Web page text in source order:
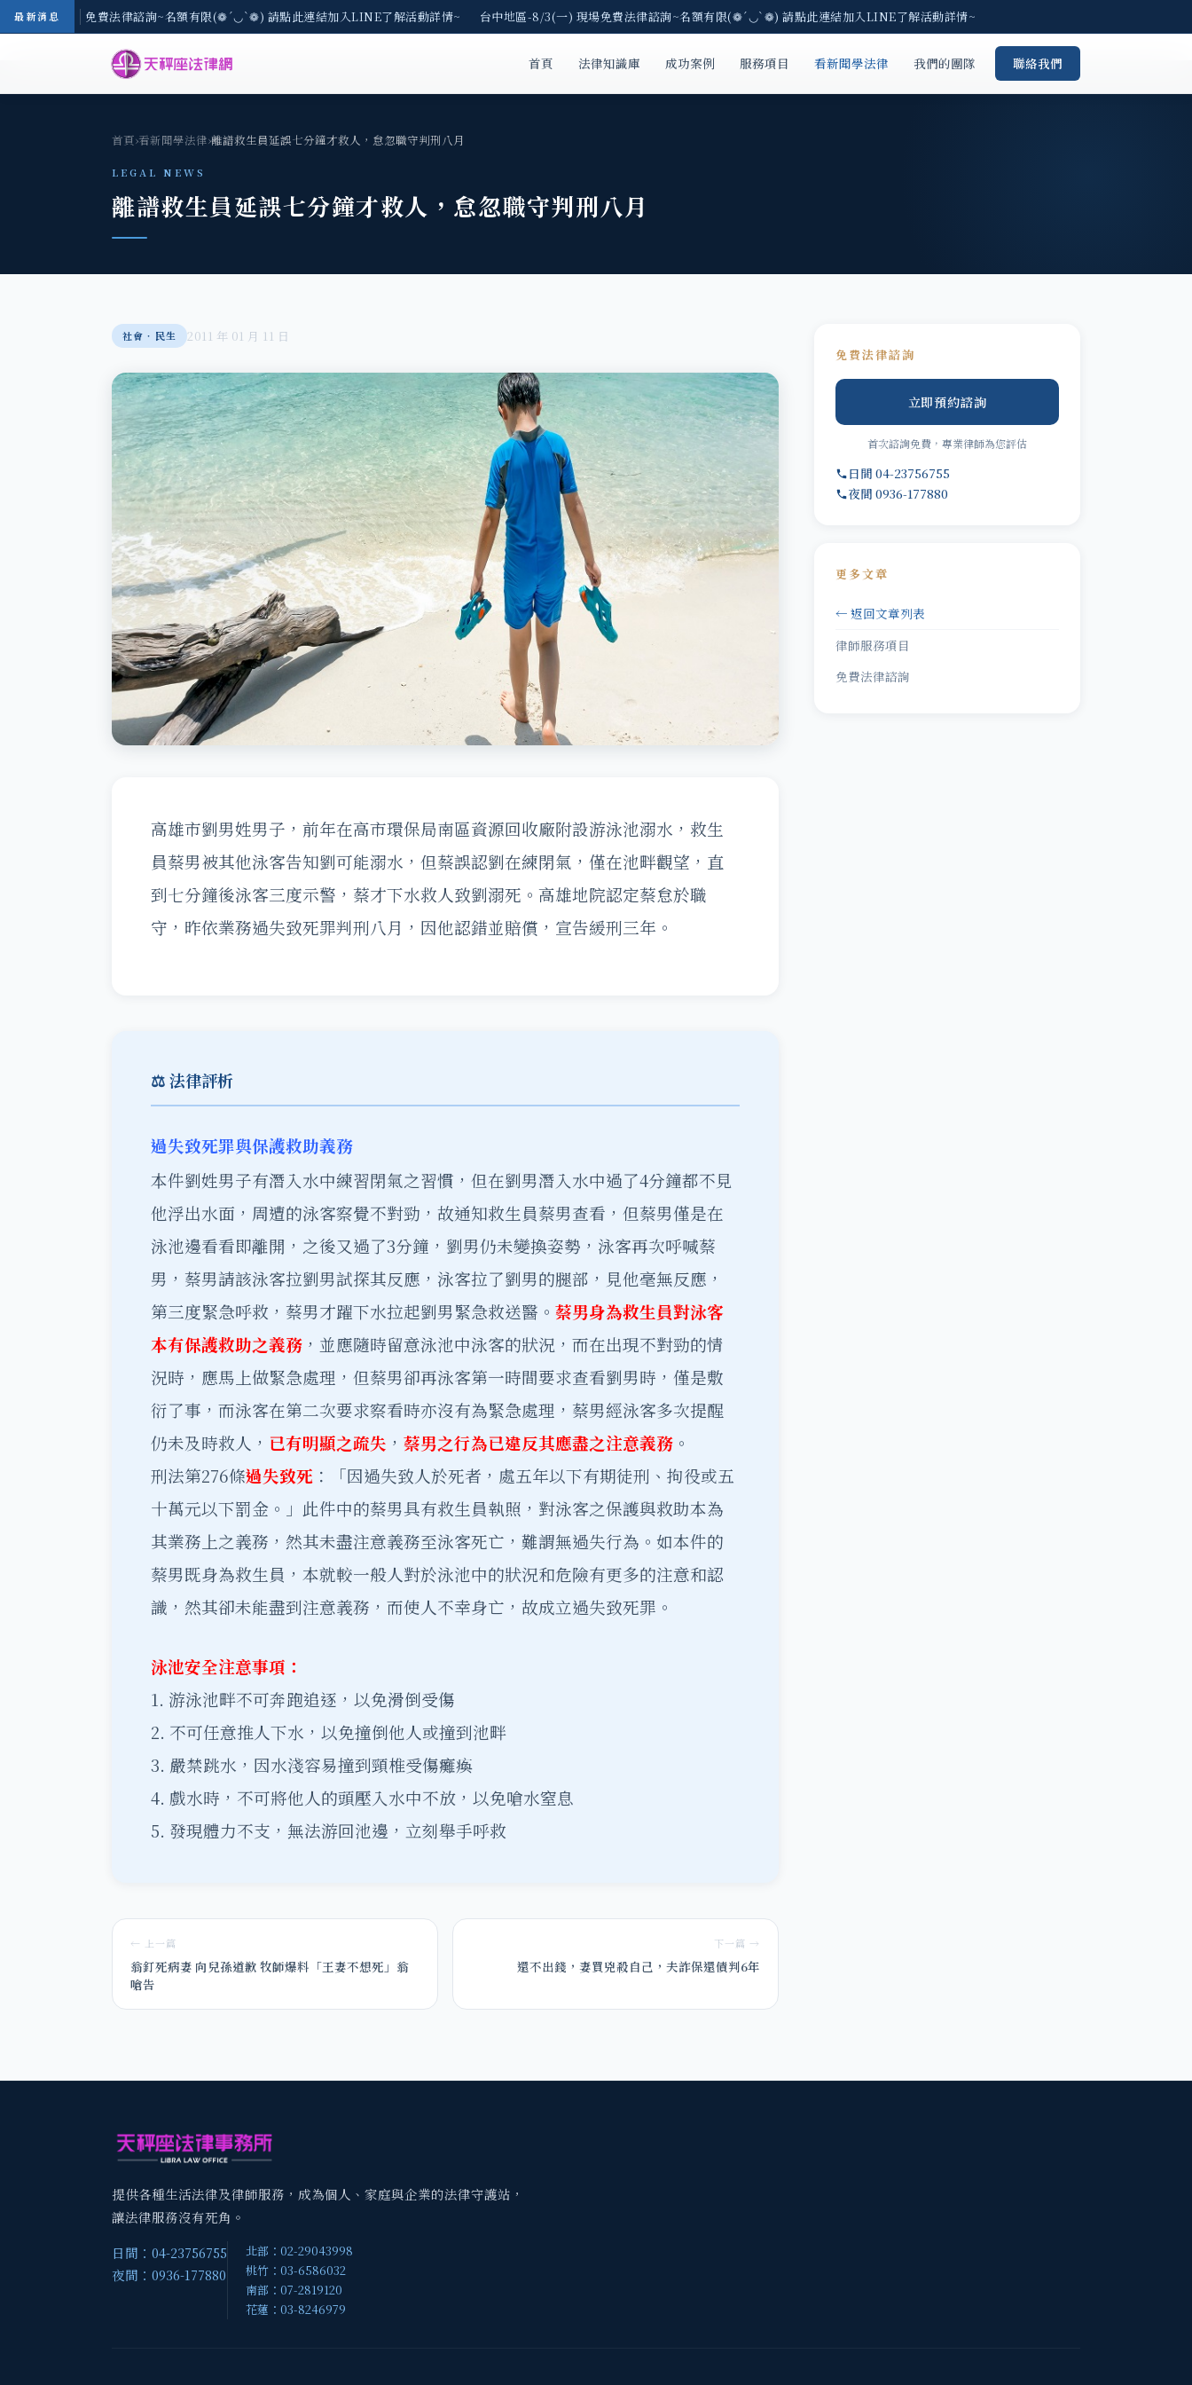
最新消息
8/3(一) 現場免費法律諮詢~名額有限(❁´◡`❁) 請點此連結加入LINE了解活動詳情~ 台中地區-8/3(一) 現場免費法律諮詢~名額有限(❁´◡`❁) 請點此連結加入LINE了解活動詳情~
首頁 法律知識庫 成功案例 服務項目 看新聞學法律 我們的團隊 聯絡我們
首頁›看新聞學法律›離譜救生員延誤七分鐘才救人，怠忽職守判刑八月
LEGAL NEWS
離譜救生員延誤七分鐘才救人，怠忽職守判刑八月
社會‧民生 2011 年 01 月 11 日
高雄市劉男姓男子，前年在高市環保局南區資源回收廠附設游泳池溺水，救生
員蔡男被其他泳客告知劉可能溺水，但蔡誤認劉在練閉氣，僅在池畔觀望，直
到七分鐘後泳客三度示警，蔡才下水救人致劉溺死。高雄地院認定蔡怠於職
守，昨依業務過失致死罪判刑八月，因他認錯並賠償，宣告緩刑三年。
⚖️ 法律評析
過失致死罪與保護救助義務
本件劉姓男子有潛入水中練習閉氣之習慣，但在劉男潛入水中過了4分鐘都不見
他浮出水面，周遭的泳客察覺不對勁，故通知救生員蔡男查看，但蔡男僅是在
泳池邊看看即離開，之後又過了3分鐘，劉男仍未變換姿勢，泳客再次呼喊蔡
男，蔡男請該泳客拉劉男試探其反應，泳客拉了劉男的腿部，見他毫無反應，
第三度緊急呼救，蔡男才躍下水拉起劉男緊急救送醫。 蔡男身為救生員對泳客
本有保護救助之義務 ，並應隨時留意泳池中泳客的狀況，而在出現不對勁的情
況時，應馬上做緊急處理，但蔡男卻再泳客第一時間要求查看劉男時，僅是敷
衍了事，而泳客在第二次要求察看時亦沒有為緊急處理，蔡男經泳客多次提醒
仍未及時救人， 已有明顯之疏失 ， 蔡男之行為已違反其應盡之注意義務 。
刑法第276條過失致死 ：「因過失致人於死者，處五年以下有期徒刑、拘役或五
十萬元以下罰金。」此件中的蔡男具有救生員執照，對泳客之保護與救助本為
其業務上之義務，然其未盡注意義務至泳客死亡，難謂無過失行為。如本件的
蔡男既身為救生員，本就較一般人對於泳池中的狀況和危險有更多的注意和認
識，然其卻未能盡到注意義務，而使人不幸身亡，故成立過失致死罪。
泳池安全注意事項：
1. 游泳池畔不可奔跑追逐，以免滑倒受傷
2. 不可任意推人下水，以免撞倒他人或撞到池畔
3. 嚴禁跳水，因水淺容易撞到頸椎受傷癱瘓
4. 戲水時，不可將他人的頭壓入水中不放，以免嗆水窒息
5. 發現體力不支，無法游回池邊，立刻舉手呼救
← 上一篇
翁釘死病妻 向兒孫道歉 牧師爆料「王妻不想死」翁
嗆告
下一篇 →
還不出錢，妻買兇殺自己，夫詐保還債判6年
免費法律諮詢
立即預約諮詢
首次諮詢免費，專業律師為您評估
日間 04-23756755
夜間 0936-177880
更多文章
← 返回文章列表
律師服務項目
免費法律諮詢
提供各種生活法律及律師服務，成為個人、家庭與企業的法律守護站，
讓法律服務沒有死角。
日間：04-23756755
夜間：0936-177880
北部：02-29043998
桃竹：03-6586032
南部：07-2819120
花蓮：03-8246979